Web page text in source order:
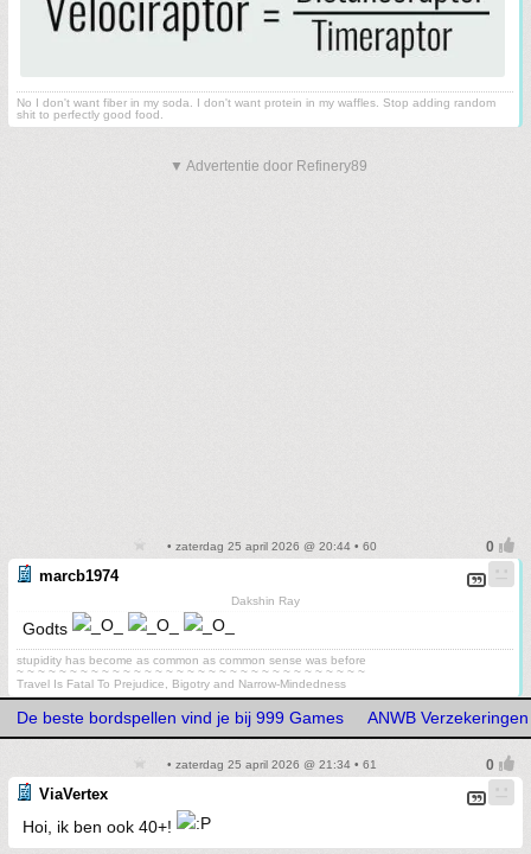
No I don't want fiber in my soda. I don't want protein in my waffles. Stop adding random
shit to perfectly good food.
▼ Advertentie door Refinery89
• zaterdag 25 april 2026 @ 20:44 • 60
marcb1974
Dakshin Ray
Godts
stupidity has become as common as common sense was before
~ ~ ~ ~ ~ ~ ~ ~ ~ ~ ~ ~ ~ ~ ~ ~ ~ ~ ~ ~ ~ ~ ~ ~ ~ ~ ~ ~ ~ ~ ~ ~ ~
Travel Is Fatal To Prejudice, Bigotry and Narrow-Mindedness
De beste bordspellen vind je bij 999 Games ANWB Verzekeringen
• zaterdag 25 april 2026 @ 21:34 • 61
ViaVertex
Hoi, ik ben ook 40+!